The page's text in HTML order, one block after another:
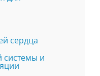
сердца
системы и